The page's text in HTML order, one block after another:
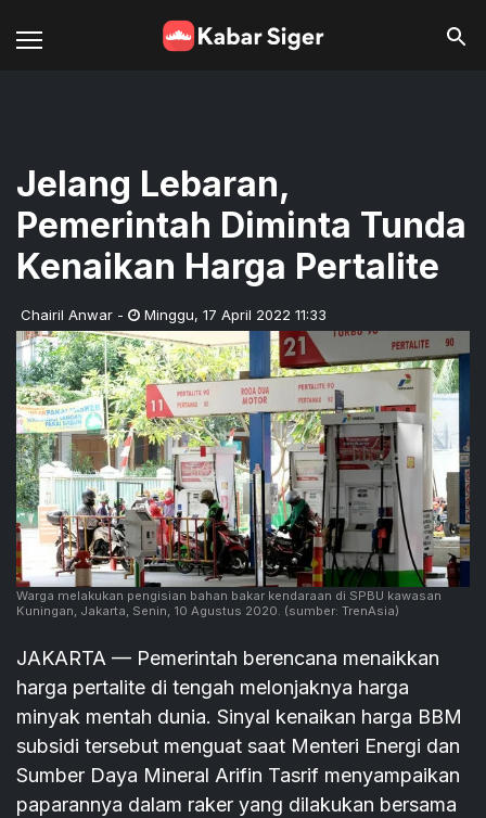
Jelang Lebaran,
Pemerintah Diminta Tunda
Kenaikan Harga Pertalite
Chairil Anwar - Minggu, 17 April 2022 11:33
Warga melakukan pengisian bahan bakar kendaraan di SPBU kawasan
Kuningan, Jakarta, Senin, 10 Agustus 2020. (sumber: TrenAsia)
JAKARTA — Pemerintah berencana menaikkan
harga pertalite di tengah melonjaknya harga
minyak mentah dunia. Sinyal kenaikan harga BBM
subsidi tersebut menguat saat Menteri Energi dan
Sumber Daya Mineral Arifin Tasrif menyampaikan
paparannya dalam raker yang dilakukan bersama